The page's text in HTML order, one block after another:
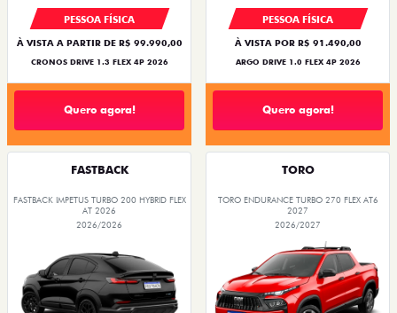
PESSOA FÍSICA
À VISTA A PARTIR DE R$ 99.990,00
CRONOS DRIVE 1.3 FLEX 4P 2026
Quero agora!
PESSOA FÍSICA
À VISTA POR R$ 91.490,00
ARGO DRIVE 1.0 FLEX 4P 2026
Quero agora!
FASTBACK
FASTBACK IMPETUS TURBO 200 HYBRID FLEX
AT 2026
2026/2026
TORO
TORO ENDURANCE TURBO 270 FLEX AT6
2027
2026/2027